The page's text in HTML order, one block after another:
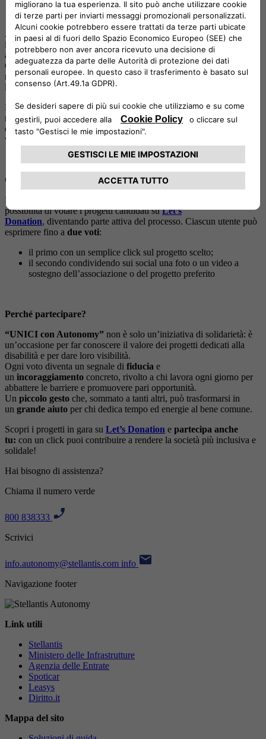
Anche quest’anno il programma Autonomy di Stellantisrinnova
il proprio impegno al fianco delle persone con disabilità e delle
associazioni che lavorano ogni giorno per una società più inclusiva.
Grazie alla collaborazione con Let’s Donation, piattaforma che
mette in contatto realtà non profit e cittadini, nasce
l’iniziativa“UNICI con Autonomy”
L’obiettivo èconcreto: sostenere le organizzazioni che operano nel
mondo della disabilità, valorizzando i loro progetti sociali. In palio
c’è un contributo di 3.000 euro, che sarà ripartito tra i progetti più
votati dagli utenti della piattaforma.
Come funziona
Da oggi,
possibilità di votare i progetti candidati suLet’s
Donation, diventando parte attiva del processo. Ciascun utente può
esprimere fino a due voti:
il primo con un semplice click sul progetto scelto;
il secondo condividendo sui social una foto o un video a
sostegno dell’associazione o del progetto preferito
Perché partecipare?
“UNICI con Autonomy” non è solo un’iniziativa di solidarietà: è
un’occasione per far conoscere il valore dei progetti dedicati alla
disabilità e per dare loro visibilità.
Ogni voto diventa un segnale di fiducia e
un incoraggiamento concreto, rivolto a chi lavora ogni giorno per
abbattere le barriere e promuovere pari opportunità.
Un piccolo gesto che, sommato a tanti altri, può trasformarsi in
un grande aiuto per chi dedica tempo ed energie al bene comune.
Scopri i progetti in gara su Let’s Donation e partecipa anche
tu: con un click puoi contribuire a rendere la società più inclusiva e
solidale!
Hai bisogno di assistenza?
Chiama il numero verde
800 838333
Scrivici
info.autonomy@stellantis.com info
Navigazione footer
Link utili
Stellantis
Ministero delle Infrastrutture
Agenzia delle Entrate
Spoticar
Leasys
Diritto.it
Mappa del sito